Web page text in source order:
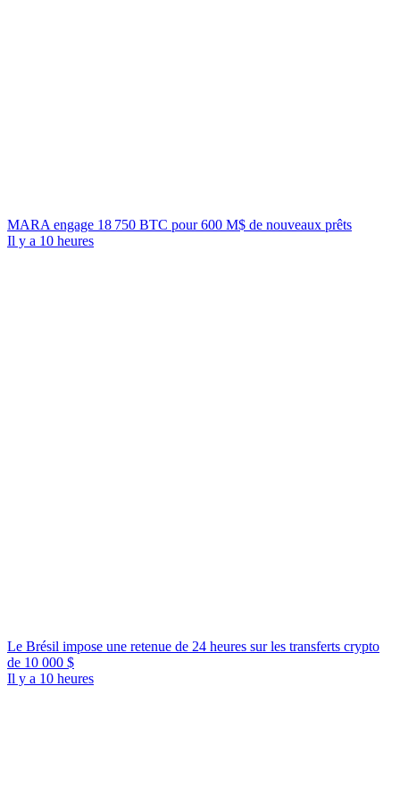
MARA engage 18 750 BTC pour 600 M$ de nouveaux prêts
Il y a 10 heures
Le Brésil impose une retenue de 24 heures sur les transferts crypto
de 10 000 $
Il y a 10 heures